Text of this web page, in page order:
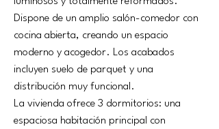
Dispone de un amplio salón-comedor con
cocina abierta, creando un espacio
moderno y acogedor. Los acabados
incluyen suelo de parquet y una
distribución muy funcional.
La vivienda ofrece 3 dormitorios: una
espaciosa habitación principal con